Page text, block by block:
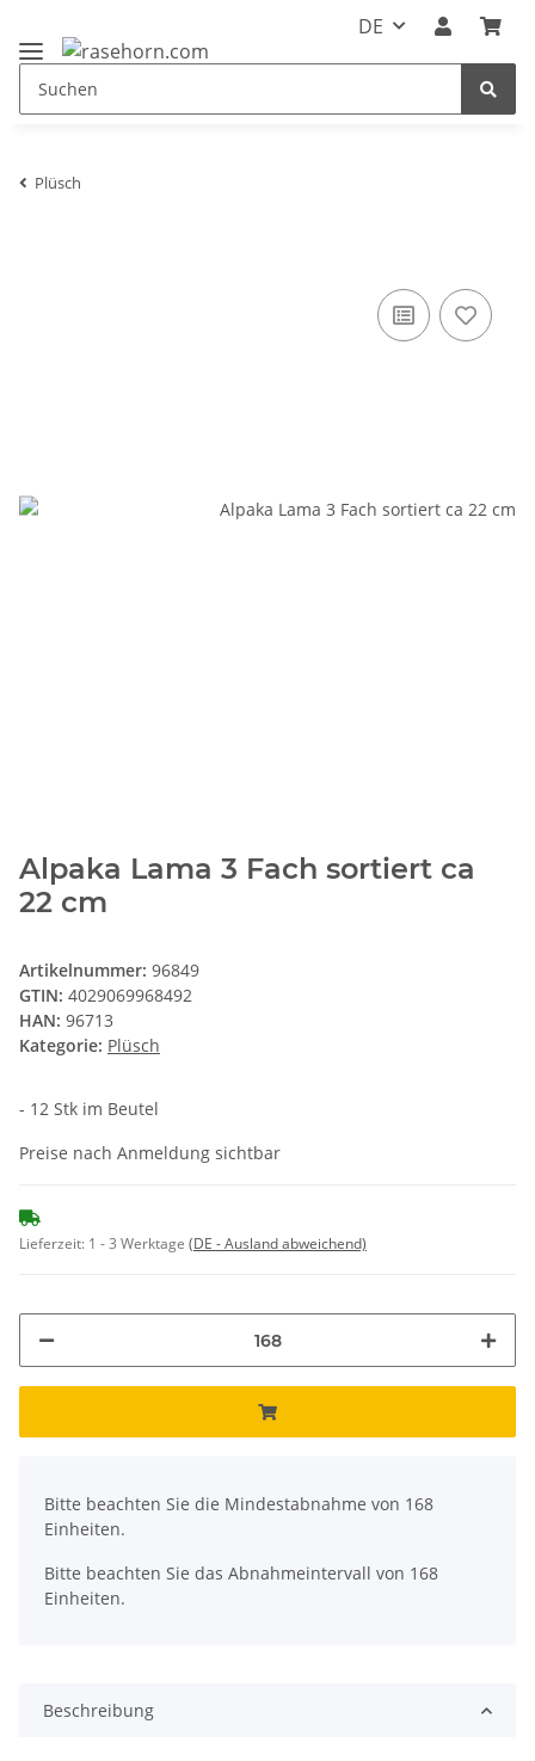
DE
Plüsch
Alpaka Lama 3 Fach sortiert ca
22 cm
Artikelnummer: 96849
GTIN: 4029069968492
HAN: 96713
Kategorie: Plüsch
- 12 Stk im Beutel
Preise nach Anmeldung sichtbar
Lieferzeit: 1 - 3 Werktage (DE - Ausland abweichend)
Bitte beachten Sie die Mindestabnahme von 168
Einheiten.
Bitte beachten Sie das Abnahmeintervall von 168
Einheiten.
Beschreibung